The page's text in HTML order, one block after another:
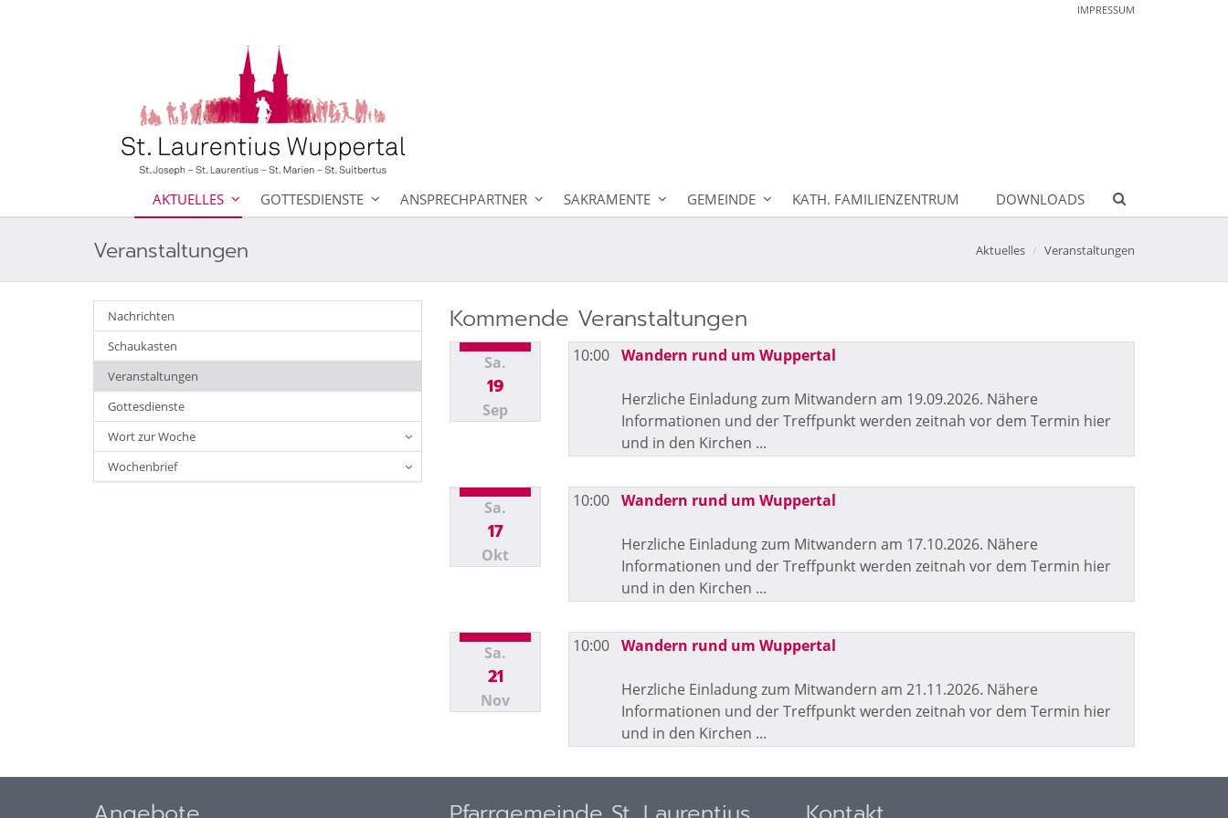
IMPRESSUM
AKTUELLES GOTTESDIENSTE ANSPRECHPARTNER SAKRAMENTE GEMEINDE KATH. FAMILIENZENTRUM DOWNLOADS
Veranstaltungen Aktuelles Veranstaltungen
Nachrichten
Schaukasten
Veranstaltungen
Gottesdienste
Wort zur Woche
Wochenbrief
Kommende Veranstaltungen
Sa.
19
Sep
10:00 Wandern rund um Wuppertal
Herzliche Einladung zum Mitwandern am 19.09.2026. Nähere
Informationen und der Treffpunkt werden zeitnah vor dem Termin hier
und in den Kirchen ...
Sa.
17
Okt
10:00 Wandern rund um Wuppertal
Herzliche Einladung zum Mitwandern am 17.10.2026. Nähere
Informationen und der Treffpunkt werden zeitnah vor dem Termin hier
und in den Kirchen ...
Sa.
21
Nov
10:00 Wandern rund um Wuppertal
Herzliche Einladung zum Mitwandern am 21.11.2026. Nähere
Informationen und der Treffpunkt werden zeitnah vor dem Termin hier
und in den Kirchen ...